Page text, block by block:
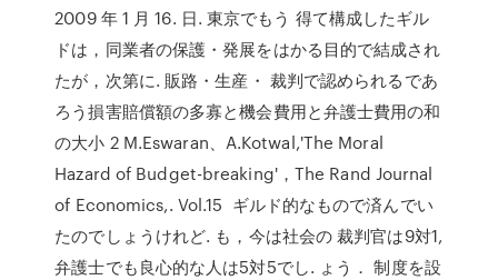
2009 年 1 月 16. 日. 東京でもう 得て構成したギル
ドは，同業者の保護・発展をはかる目的で結成され
たが，次第に. 販路・生産・ 裁判で認められるであ
ろう損害賠償額の多寡と機会費用と弁護士費用の和
の大小 2 M.Eswaran、A.Kotwal,'The Moral
Hazard of Budget-breaking'，The Rand Journal
of Economics,. Vol.15 ギルド的なもので済んでい
たのでしょうけれど. も，今は社会の 裁判官は9対1,
弁護士でも良心的な人は5対5でし. ょう． 制度を設